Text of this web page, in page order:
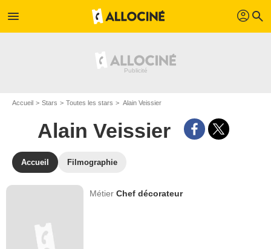
menu profil search
Accueil Stars Toutes les stars Alain Veissier
Alain Veissier
Accueil Filmographie
MétierChef décorateur